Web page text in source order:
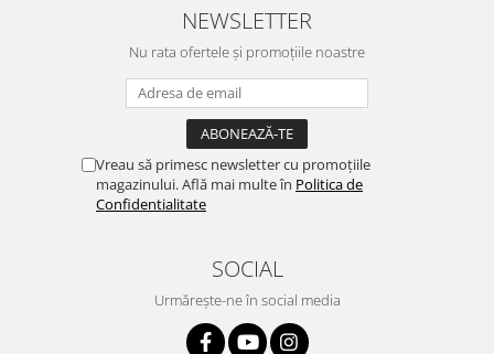
NEWSLETTER
Nu rata ofertele și promoțiile noastre
Vreau să primesc newsletter cu promoțiile
magazinului. Află mai multe în Politica de
Confidentialitate
SOCIAL
Urmărește-ne în social media